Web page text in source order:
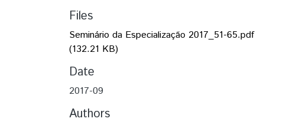
Files
Seminário da Especialização 2017_51-65.pdf
(132.21 KB)
Date
2017-09
Authors